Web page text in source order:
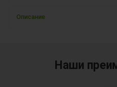
Описание
Наши